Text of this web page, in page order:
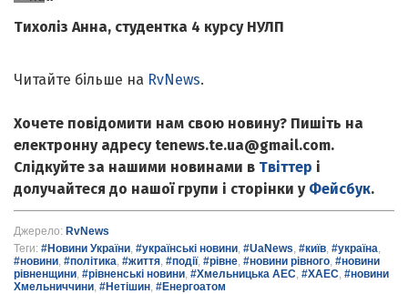
Тихоліз Анна, студентка 4 курсу НУЛП
Читайте більше на RvNews.
Хочете повідомити нам свою новину? Пишіть на
електронну адресу tenews.te.ua@gmail.com.
Слідкуйте за нашими новинами в Твіттер і
долучайтеся до нашої групи і сторінки у Фейсбук.
Джерело: RvNews
Теги: #Новини України, #українські новини, #UaNews, #київ, #україна,
#новини, #політика, #життя, #події, #рівне, #новини рівного, #новини
рівненщини, #рівненські новини, #Хмельницька АЕС, #ХАЕС, #новини
Хмельниччини, #Нетішин, #Енергоатом